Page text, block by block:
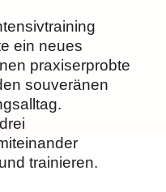
ein neues
praxiserprobte
souveränen
trainieren.